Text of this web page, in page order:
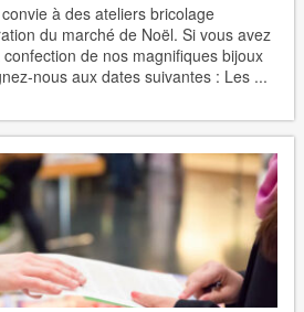
à des ateliers bricolage
du marché de Noël. Si vous avez
de nos magnifiques bijoux
nous aux dates suivantes : Les ...